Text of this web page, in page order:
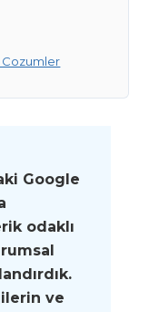
Google
odaklı
ve